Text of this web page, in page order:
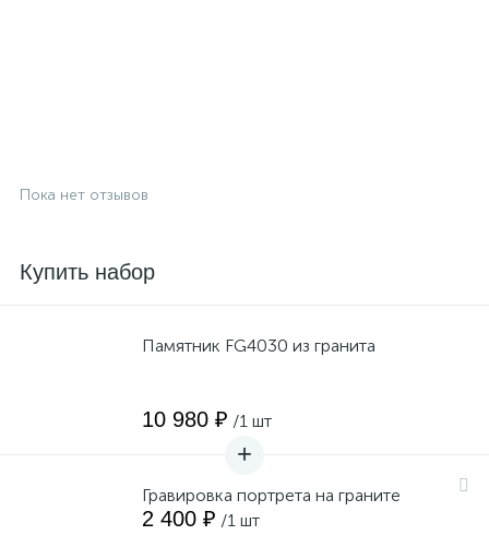
Пока нет отзывов
Купить набор
Памятник FG4030 из гранита
10 980 ₽ /1 шт
Гравировка портрета на граните
2 400 ₽ /1 шт